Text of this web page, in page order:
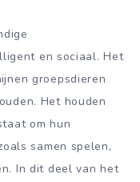
en sociaal. Het
groepsdieren
Het houden
om hun
samen spelen,
In dit deel van het